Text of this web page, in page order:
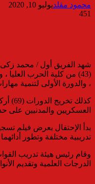
محمود مقلديوليو 10, 2020
451
شهد الفريق أول / محمد زكى
، والدورة الأولى لتنمية
العسكريين والمدنيين على
بدأ الإحتفال بعرض فيلم
تدريبية مختلفة وتطور
وقام رئيس هيئة تدريب
الدرجات العلمية وتقديم